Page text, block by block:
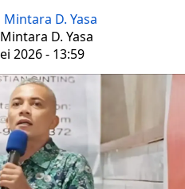
D. Yasa
D. Yasa
2026 - 13:59